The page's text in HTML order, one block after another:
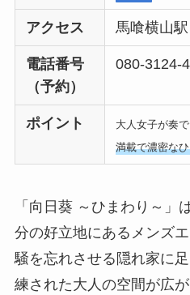
アクセス 馬喰横山
電話番号
（予約）
080-3124-
ポイント 大人女子が奏
満載で濃密な
「向日葵 ～ひまわり～」
分の好立地にあるメンズ
騒を忘れさせる隠れ家に
練された大人の空間が広